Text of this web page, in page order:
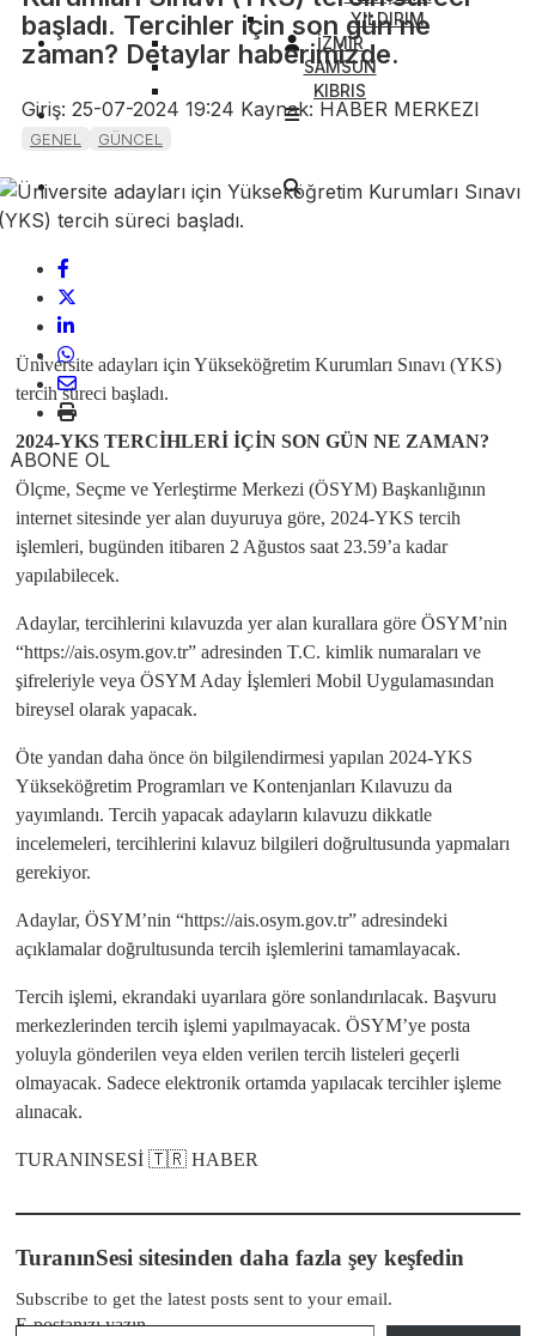
YILDIRIM
İZMİR
SAMSUN
KIBRIS
başladı. Tercihler için son gün ne
zaman? Detaylar haberimizde.
Giriş: 25-07-2024 19:24 Kaynak: HABER MERKEZI
GENEL GÜNCEL
ABONE OL
Üniversite adayları için Yükseköğretim Kurumları Sınavı (YKS)
tercih süreci başladı.
2024-YKS TERCİHLERİ İÇİN SON GÜN NE ZAMAN?
Ölçme, Seçme ve Yerleştirme Merkezi (ÖSYM) Başkanlığının
internet sitesinde yer alan duyuruya göre, 2024-YKS tercih
işlemleri, bugünden itibaren 2 Ağustos saat 23.59’a kadar
yapılabilecek.
Adaylar, tercihlerini kılavuzda yer alan kurallara göre ÖSYM’nin
“https://ais.osym.gov.tr” adresinden T.C. kimlik numaraları ve
şifreleriyle veya ÖSYM Aday İşlemleri Mobil Uygulamasından
bireysel olarak yapacak.
Öte yandan daha önce ön bilgilendirmesi yapılan 2024-YKS
Yükseköğretim Programları ve Kontenjanları Kılavuzu da
yayımlandı. Tercih yapacak adayların kılavuzu dikkatle
incelemeleri, tercihlerini kılavuz bilgileri doğrultusunda yapmaları
gerekiyor.
Adaylar, ÖSYM’nin “https://ais.osym.gov.tr” adresindeki
açıklamalar doğrultusunda tercih işlemlerini tamamlayacak.
Tercih işlemi, ekrandaki uyarılara göre sonlandırılacak. Başvuru
merkezlerinden tercih işlemi yapılmayacak. ÖSYM’ye posta
yoluyla gönderilen veya elden verilen tercih listeleri geçerli
olmayacak. Sadece elektronik ortamda yapılacak tercihler işleme
alınacak.
TURANINSESİ 🇹🇷 HABER
TuranınSesi sitesinden daha fazla şey keşfedin
Subscribe to get the latest posts sent to your email.
E-postanızı yazın…